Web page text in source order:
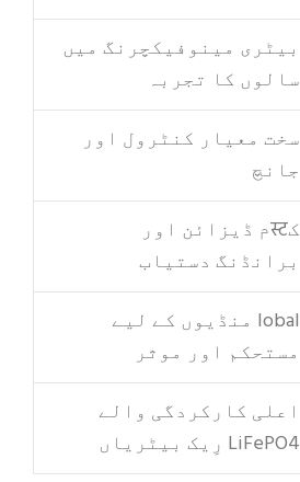
بیٹری مینوفیکچرنگ میں
سالوں کا تجربہ
سخت معیار کنٹرول اور
جانچ
کस्टم ڈیزائن اور
برانڈنگ دستیاب
lobal منڈیوں کے لیے
مستحکم اور موثر
اعلی کارکردگی والے
LiFePO4 رِیک بیٹریاں